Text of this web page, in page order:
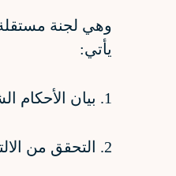
وهي لجنة
يأتي:
1. بيان الأحكام الشرعية في جميع معاملات المصرف.
2. التحقق من الالتزام الشرعي في جميع معاملات المصرف.